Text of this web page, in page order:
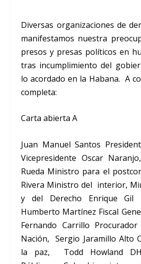
Diversas organizaciones de
manifestamos nuestra
presos y presas políticos en
tras incumplimiento del
lo acordado en la Habana. A
completa:
Carta abierta A
Juan Manuel Santos
Vicepresidente Oscar
Rueda Ministro para el
Rivera Ministro del interior,
y del Derecho Enrique Gil
Humberto Martínez Fiscal
Fernando Carrillo
Nación, Sergio Jaramillo Alto
la paz, Todd Howland